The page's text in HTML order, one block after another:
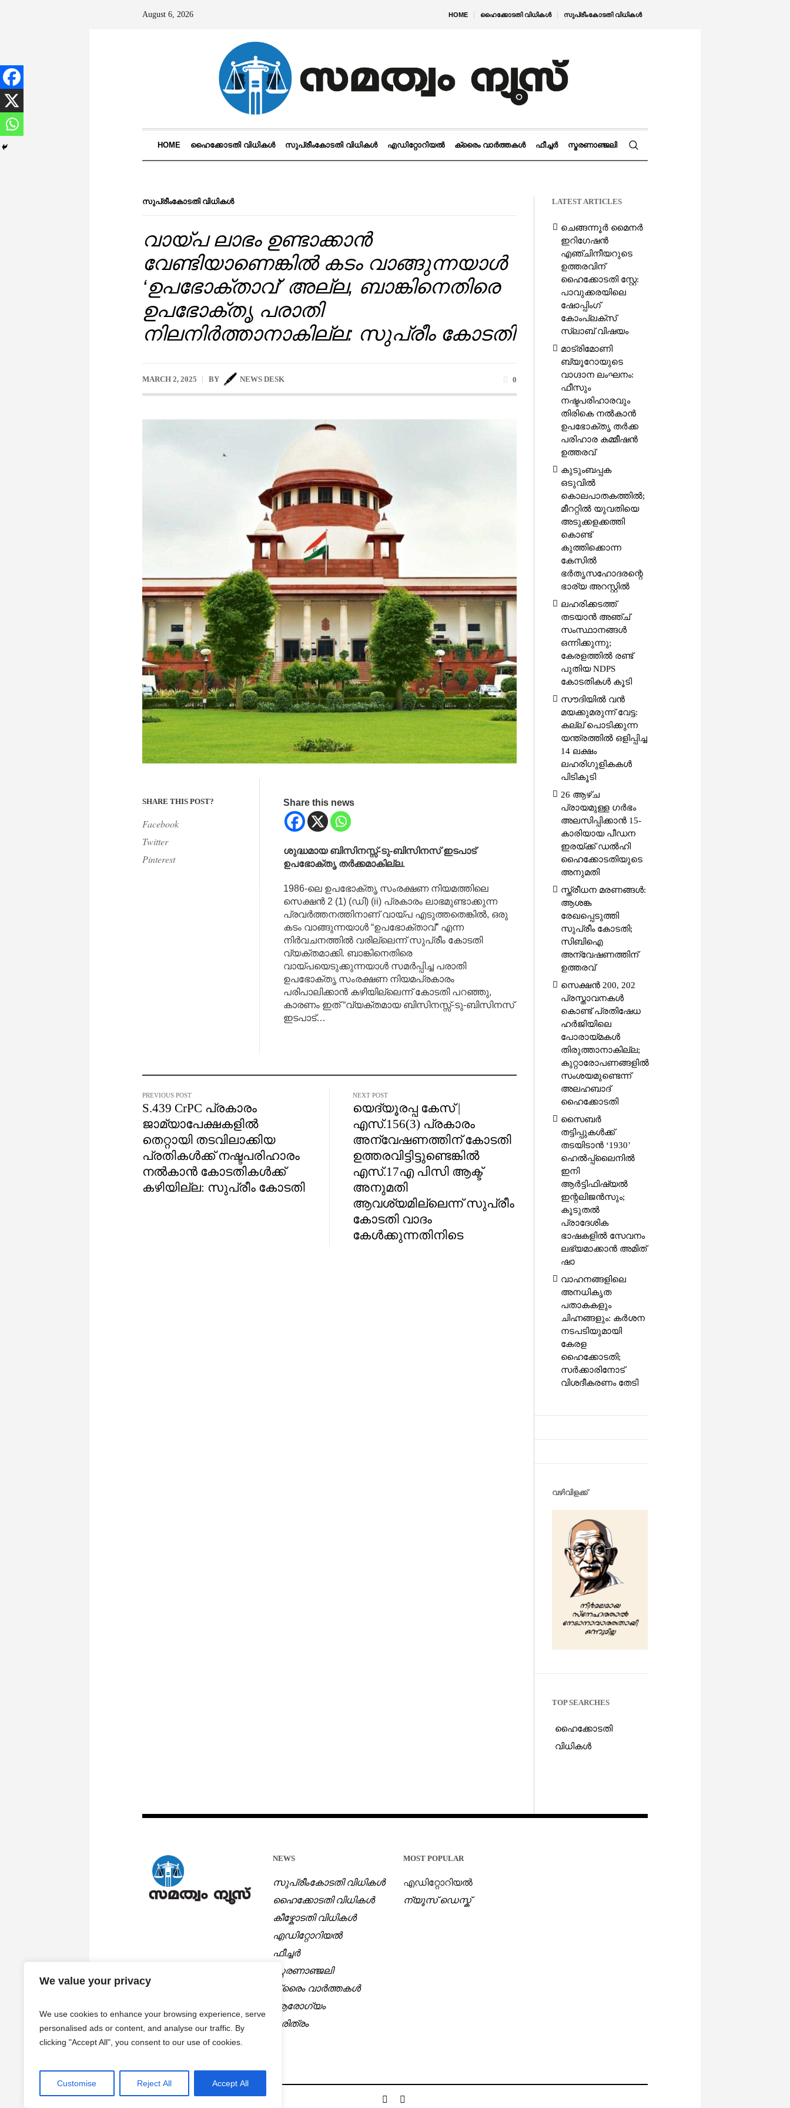
We value your privacy
We use cookies to enhance your browsing experience, serve
personalised ads or content, and analyse our traffic. By
clicking "Accept All", you consent to our use of cookies.
Customise Reject All Accept All
HOME ഹൈക്കോടതി വിധികൾ സുപ്രീംകോടതി വിധികൾ
August 6, 2026
HOME ഹൈക്കോടതി വിധികൾ സുപ്രീംകോടതി വിധികൾ എഡിറ്റോറിയൽ ക്രൈം വാർത്തകൾ ഫീച്ചർ സ്മരണാഞ്ജലി
സുപ്രീംകോടതി വിധികൾ
വായ്പ ലാഭം ഉണ്ടാക്കാൻ
വേണ്ടിയാണെങ്കിൽ കടം വാങ്ങുന്നയാൾ
‘ഉപഭോക്താവ്’ അല്ല, ബാങ്കിനെതിരെ
ഉപഭോക്തൃ പരാതി
നിലനിർത്താനാകില്ല: സുപ്രീം കോടതി
MARCH 2, 2025 BY NEWS DESK 0
SHARE THIS POST?
Facebook
Twitter
Pinterest
Share this news
ശുദ്ധമായ ബിസിനസ്സ്-ടു-ബിസിനസ് ഇടപാട്
ഉപഭോക്തൃ തർക്കമാകില്ല.
1986-ലെ ഉപഭോക്തൃ സംരക്ഷണ നിയമത്തിലെ
സെക്ഷൻ 2 (1) (ഡി) (ii) പ്രകാരം ലാഭമുണ്ടാക്കുന്ന
പ്രവർത്തനത്തിനാണ് വായ്പ എടുത്തതെങ്കിൽ, ഒരു
കടം വാങ്ങുന്നയാൾ “ഉപഭോക്താവ്” എന്ന
നിർവചനത്തിൽ വരില്ലെന്ന് സുപ്രീം കോടതി
വ്യക്തമാക്കി. ബാങ്കിനെതിരെ
വായ്പയെടുക്കുന്നയാൾ സമർപ്പിച്ച പരാതി
ഉപഭോക്തൃ സംരക്ഷണ നിയമപ്രകാരം
പരിപാലിക്കാൻ കഴിയില്ലെന്ന് കോടതി പറഞ്ഞു,
കാരണം ഇത് “വ്യക്തമായ ബിസിനസ്സ്-ടു-ബിസിനസ്
ഇടപാട്…
PREVIOUS POST
S.439 CrPC പ്രകാരം
ജാമ്യാപേക്ഷകളിൽ
തെറ്റായി തടവിലാക്കിയ
പ്രതികൾക്ക് നഷ്ടപരിഹാരം
നൽകാൻ കോടതികൾക്ക്
കഴിയില്ല: സുപ്രീം കോടതി
NEXT POST
യെദ്യൂരപ്പ കേസ് |
എസ്.156(3) പ്രകാരം
അന്വേഷണത്തിന് കോടതി
ഉത്തരവിട്ടിട്ടുണ്ടെങ്കിൽ
എസ്.17എ പിസി ആക്ട്
അനുമതി
ആവശ്യമില്ലെന്ന് സുപ്രീം
കോടതി വാദം
കേൾക്കുന്നതിനിടെ
LATEST ARTICLES
ചെങ്ങന്നൂർ മൈനർ
ഇറിഗേഷൻ
എഞ്ചിനീയറുടെ
ഉത്തരവിന്
ഹൈക്കോടതി സ്റ്റേ:
പാവുക്കരയിലെ
ഷോപ്പിംഗ്
കോംപ്ലക്സ്
സ്ലാബ് വിഷയം
മാട്രിമോണി
ബ്യൂറോയുടെ
വാഗ്ദാന ലംഘനം:
ഫീസും
നഷ്ടപരിഹാരവും
തിരികെ നൽകാൻ
ഉപഭോക്തൃ തർക്ക
പരിഹാര കമ്മീഷൻ
ഉത്തരവ്
കുടുംബപ്പക
ഒടുവിൽ
കൊലപാതകത്തിൽ;
മീററ്റിൽ യുവതിയെ
അടുക്കളക്കത്തി
കൊണ്ട്
കുത്തിക്കൊന്ന
കേസിൽ
ഭർതൃസഹോദരന്റെ
ഭാര്യ അറസ്റ്റിൽ
ലഹരിക്കടത്ത്
തടയാൻ അഞ്ച്
സംസ്ഥാനങ്ങൾ
ഒന്നിക്കുന്നു;
കേരളത്തിൽ രണ്ട്
പുതിയ NDPS
കോടതികൾ കൂടി
സൗദിയിൽ വൻ
മയക്കുമരുന്ന് വേട്ട:
കല്ല് പൊടിക്കുന്ന
യന്ത്രത്തിൽ ഒളിപ്പിച്ച
14 ലക്ഷം
ലഹരിഗുളികകൾ
പിടികൂടി
26 ആഴ്ച
പ്രായമുള്ള ഗർഭം
അലസിപ്പിക്കാൻ 15-
കാരിയായ പീഡന
ഇരയ്ക്ക് ഡൽഹി
ഹൈക്കോടതിയുടെ
അനുമതി
സ്ത്രീധന മരണങ്ങൾ:
ആശങ്ക
രേഖപ്പെടുത്തി
സുപ്രീം കോടതി;
സിബിഐ
അന്വേഷണത്തിന്
ഉത്തരവ്
സെക്ഷൻ 200, 202
പ്രസ്താവനകൾ
കൊണ്ട് പ്രതിഷേധ
ഹർജിയിലെ
പോരായ്മകൾ
തിരുത്താനാകില്ല;
കുറ്റാരോപണങ്ങളിൽ
സംശയമുണ്ടെന്ന്
അലഹബാദ്
ഹൈക്കോടതി
സൈബർ
തട്ടിപ്പുകൾക്ക്
തടയിടാൻ ‘1930’
ഹെൽപ്പ്‌ലൈനിൽ
ഇനി
ആർട്ടിഫിഷ്യൽ
ഇന്റലിജൻസും;
കൂടുതൽ
പ്രാദേശിക
ഭാഷകളിൽ സേവനം
ലഭ്യമാക്കാൻ അമിത്
ഷാ
വാഹനങ്ങളിലെ
അനധികൃത
പതാകകളും
ചിഹ്നങ്ങളും: കർശന
നടപടിയുമായി
കേരള
ഹൈക്കോടതി;
സർക്കാരിനോട്
വിശദീകരണം തേടി
വഴിവിളക്ക്
TOP SEARCHES
ഹൈക്കോടതി
വിധികൾ
NEWS
സുപ്രീംകോടതി വിധികൾ
ഹൈക്കോടതി വിധികൾ
കീഴ്കോടതി വിധികൾ
എഡിറ്റോറിയൽ
ഫീച്ചർ
സ്മരണാഞ്ജലി
ക്രൈം വാർത്തകൾ
ആരോഗ്യം
ചരിത്രം
MOST POPULAR
എഡിറ്റോറിയൽ
ന്യൂസ് ഡെസ്ക്